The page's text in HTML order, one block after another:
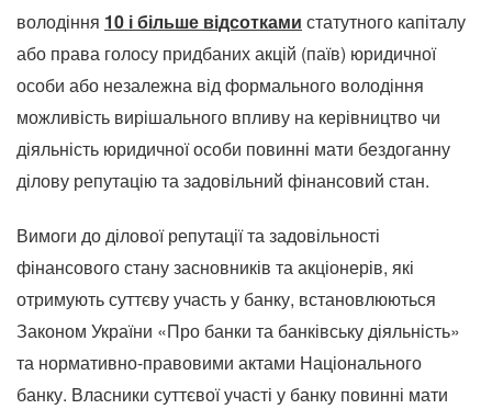
володіння 10 і більше відсотками статутного капіталу
або права голосу придбаних акцій (паїв) юридичної
особи або незалежна від формального володіння
можливість вирішального впливу на керівництво чи
діяльність юридичної особи повинні мати бездоганну
ділову репутацію та задовільний фінансовий стан.
Вимоги до ділової репутації та задовільності
фінансового стану засновників та акціонерів, які
отримують суттєву участь у банку, встановлюються
Законом України «Про банки та банківську діяльність»
та нормативно-правовими актами Національного
банку. Власники суттєвої участі у банку повинні мати